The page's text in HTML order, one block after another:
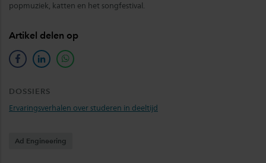
popmuziek, katten en het songfestival.
Artikel delen op
facebooklinkedinwhatsapp
DOSSIERS
Ervaringsverhalen over studeren in deeltijd
Ad Engineering